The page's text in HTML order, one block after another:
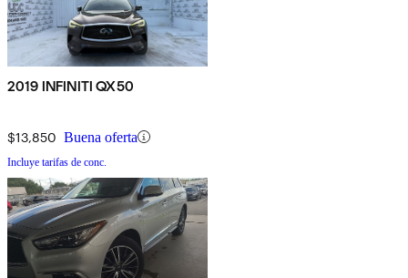
2019 INFINITI QX50
$13,850 Buena oferta
Incluye tarifas de conc.